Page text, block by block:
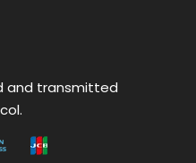
and transmitted